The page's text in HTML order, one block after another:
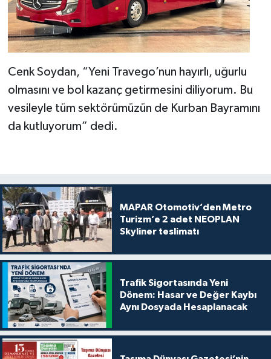
Cenk Soydan, “Yeni Travego’nun hayırlı, uğurlu
olmasını ve bol kazanç getirmesini diliyorum. Bu
vesileyle tüm sektörümüzün de Kurban Bayramını
da kutluyorum” dedi.
MAPAR Otomotiv’den Metro
Turizm’e 2 adet NEOPLAN
Skyliner teslimatı
Trafik Sigortasında Yeni
Dönem: Hasar ve Değer Kaybı
Aynı Dosyada Hesaplanacak